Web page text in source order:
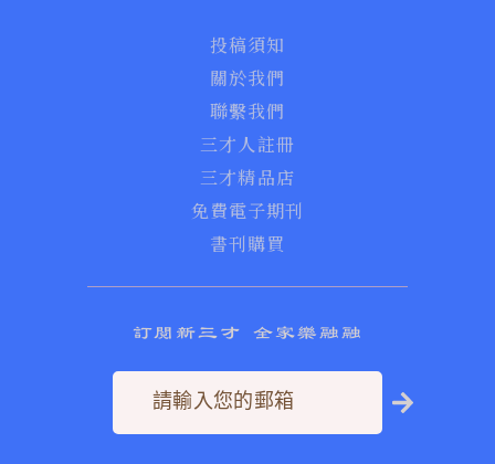
投稿須知
關於我們
聯繫我們
三才人註冊
三才精品店
免費電子期刊
書刊購買
訂閱新三才 全家樂融融